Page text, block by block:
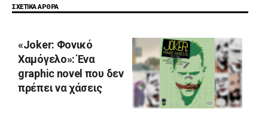
ΣΧΕΤΙΚΑ ΑΡΘΡΑ
«Joker: Φονικό
Χαμόγελο»: Ένα
graphic novel που δεν
πρέπει να χάσεις